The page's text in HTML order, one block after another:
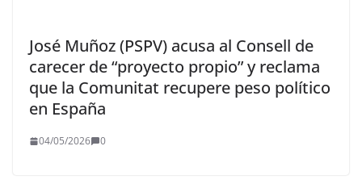
José Muñoz (PSPV) acusa al Consell de
carecer de “proyecto propio” y reclama
que la Comunitat recupere peso político
en España
04/05/2026 0